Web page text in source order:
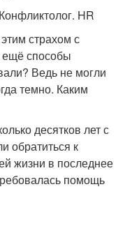
HR
страхом с
ещё способы
Ведь не могли
темно. Каким
десятков лет с
обратиться к
жизни в последнее
помощь